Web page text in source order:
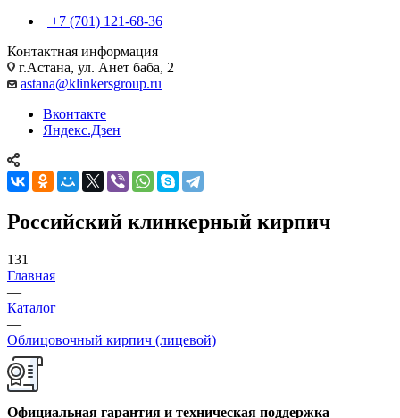
+7 (701) 121-68-36
Контактная информация
г.Астана, ул. Анет баба, 2
astana@klinkersgroup.ru
Вконтакте
Яндекс.Дзен
Российский клинкерный кирпич
131
Главная
—
Каталог
—
Облицовочный кирпич (лицевой)
Официальная гарантия и техническая поддержка